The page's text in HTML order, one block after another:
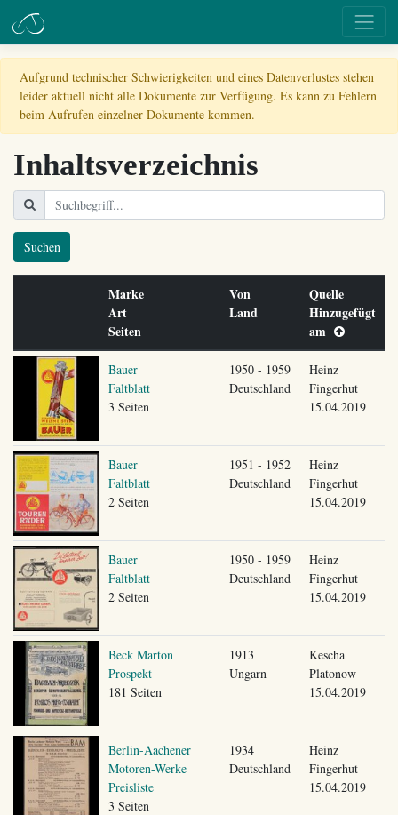
Aufgrund technischer Schwierigkeiten und eines Datenverlustes stehen
leider aktuell nicht alle Dokumente zur Verfügung. Es kann zu Fehlern
beim Aufrufen einzelner Dokumente kommen.
Inhaltsverzeichnis
Suchen
Marke
Art
Seiten
Von
Land
Quelle
Hinzugefügt
am
Bauer
Faltblatt
3 Seiten
1950 - 1959
Deutschland
Heinz
Fingerhut
15.04.2019
Bauer
Faltblatt
2 Seiten
1951 - 1952
Deutschland
Heinz
Fingerhut
15.04.2019
Bauer
Faltblatt
2 Seiten
1950 - 1959
Deutschland
Heinz
Fingerhut
15.04.2019
Beck Marton
Prospekt
181 Seiten
1913
Ungarn
Kescha
Platonow
15.04.2019
Berlin-Aachener
Motoren-Werke
Preisliste
3 Seiten
1934
Deutschland
Heinz
Fingerhut
15.04.2019